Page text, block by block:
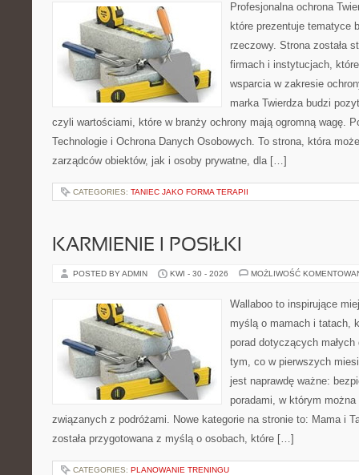
Profesjonalna ochrona
które prezentuje tematyce
rzeczowy. Strona została
firmach i instytucjach,
wsparcia w zakresie
marka Twierdza budzi
czyli wartościami, które w branży ochrony mają ogromną wagę.
Technologie i Ochrona Danych Osobowych. To strona, która
zarządców obiektów, jak i osoby prywatne, dla […]
CATEGORIES: TANIEC JAKO FORMA TERAPII
KARMIENIE I POSIŁKI
POSTED BY ADMIN KWI - 30 - 2026 MOŻLIWOŚĆ
Wallaboo to inspirujące
myślą o mamach i tatach,
porad dotyczących
tym, co w pierwszych
jest naprawdę ważne:
poradami, w którym
związanych z podróżami. Nowe kategorie na stronie to: Mama i
została przygotowana z myślą o osobach, które […]
CATEGORIES: PLANOWANIE TRENINGU